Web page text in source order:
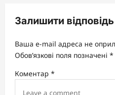
i
a
i
Залишити відповідь
Ваша e-mail адреса не
Обов’язкові поля позначені *
Коментар *